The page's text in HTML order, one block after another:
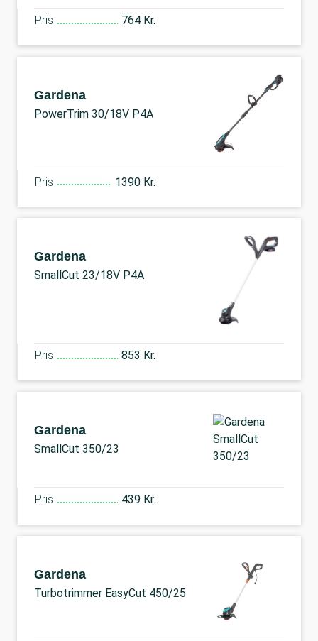
Pris 764 Kr.
Gardena
PowerTrim 30/18V P4A
Pris 1390 Kr.
Gardena
SmallCut 23/18V P4A
Pris 853 Kr.
Gardena
SmallCut 350/23
Pris 439 Kr.
Gardena
Turbotrimmer EasyCut 450/25